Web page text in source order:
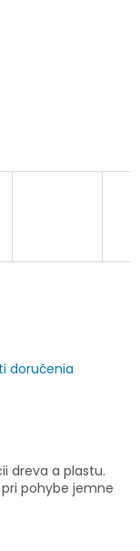
doručenia
dreva a plastu.
pohybe jemne